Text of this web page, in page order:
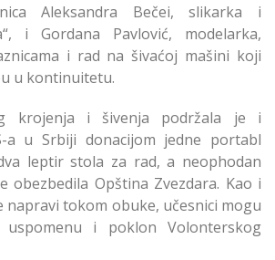
Aleksandra Bečei, slikarka i
i Gordana Pavlović, modelarka,
i rad na šivaćoj mašini koji
u kontinuitetu.
krojenja i šivenja podržala je i
a u Srbiji donacijom jedne portabl
leptir stola za rad, a neophodan
obezbedila Opština Zvezdara. Kao i
napravi tokom obuke, učesnici mogu
i poklon Volonterskog